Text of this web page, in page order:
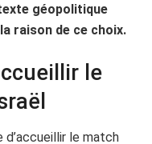
géopolitique
raison de ce choix.
le
d’accueillir le match